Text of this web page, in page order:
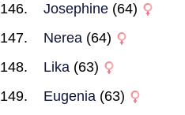
Josephine (64)
Nerea (64)
Lika (63)
Eugenia (63)